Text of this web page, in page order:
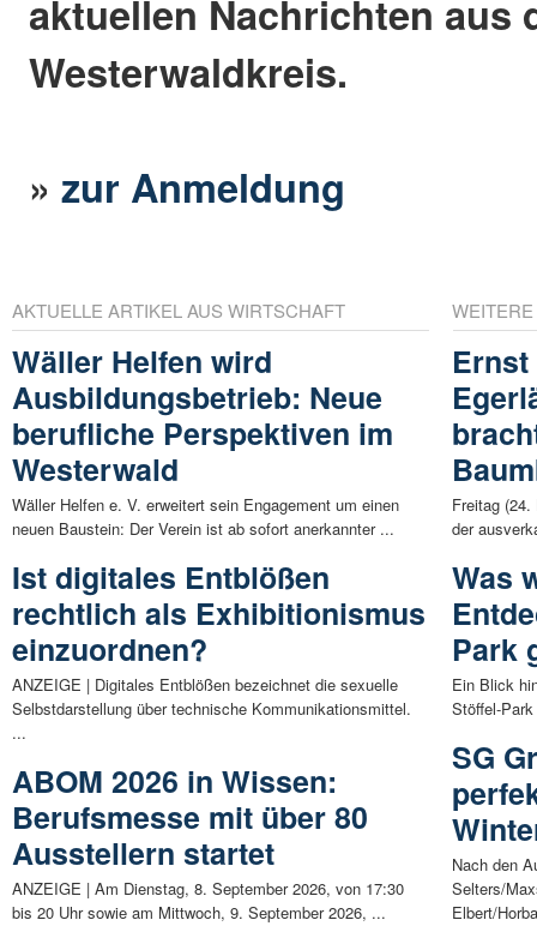
aktuellen Nachrichten aus
Westerwaldkreis.
»zur Anmeldung
AKTUELLE ARTIKEL AUS WIRTSCHAFT
Wäller Helfen wird
Ausbildungsbetrieb: Neue
berufliche Perspektiven im
Westerwald
Wäller Helfen e. V. erweitert sein Engagement um einen
neuen Baustein: Der Verein ist ab sofort anerkannter ...
Ist digitales Entblößen
rechtlich als Exhibitionismus
einzuordnen?
ANZEIGE | Digitales Entblößen bezeichnet die sexuelle
Selbstdarstellung über technische Kommunikationsmittel.
...
ABOM 2026 in Wissen:
Berufsmesse mit über 80
Ausstellern startet
ANZEIGE | Am Dienstag, 8. September 2026, von 17:30
bis 20 Uhr sowie am Mittwoch, 9. September 2026, ...
Freitag
der
Was
Park
Ein Blick
Stöffel-
SG
Nach den
Selters/
Elbert/